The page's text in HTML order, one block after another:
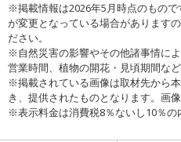
※掲載情報は2026年5月時点のもの
が変更となっている場合があります
ださい。
※自然災害の影響やその他諸事情に
営業時間、植物の開花・見頃期間な
※掲載されている画像は取材先から
き、提供されたものとなります。画
※表示料金は消費税8％ないし10％の